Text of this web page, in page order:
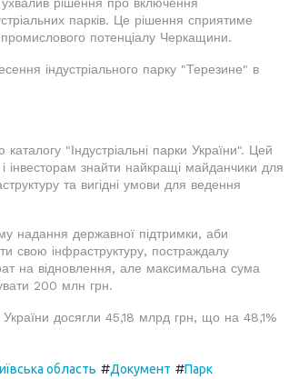
ухвалив рішення про включення
парків. Це рішення сприятиме
потенціалу Черкащини.
індустріального парку "Терезине" в
"Індустріальні парки України". Цей
інвесторам знайти найкращі майданчики для
та вигідні умови для ведення
надання державної підтримки, аби
свою інфраструктуру, постраждалу
на відновлення, але максимальна сума
200 млн грн.
України досягли 45,18 млрд грн, що на 48,1%
область #Документ #Парк